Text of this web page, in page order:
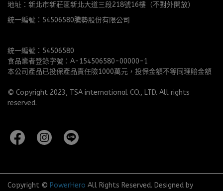
地址：新北市新莊區新北大道三段218號16樓（不對外開放）
統一編號：54506580騰勢股份有限公司
統一編號：54506580
食品業者登錄字號：A-154506580-00000-1
本公司產品已投保產品責任險1000萬元，投保金額不等同理賠金額
© Copyright 2023, TSA international CO., LTD. All rights
reserved.
Copyright © PowerHero All Rights Reserved. Designed by